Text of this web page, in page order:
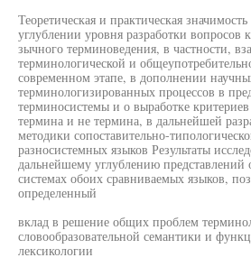
Теоретическая и практическая
углублении уровня разработки вопросов
зычного терминоведения, в частности,
терминологической и
современном этапе, в дополнении
терминологизированных процессов в
терминосистемы и о выработке
термина и не термина, в дальнейшей
методики сопоставительно-
разносистемных языков Результаты
дальнейшему углублению представлений
системах обоих сравниваемых языков,
определенный
вклад в решение общих проблем
словообразовательной семантики и
лексикологии